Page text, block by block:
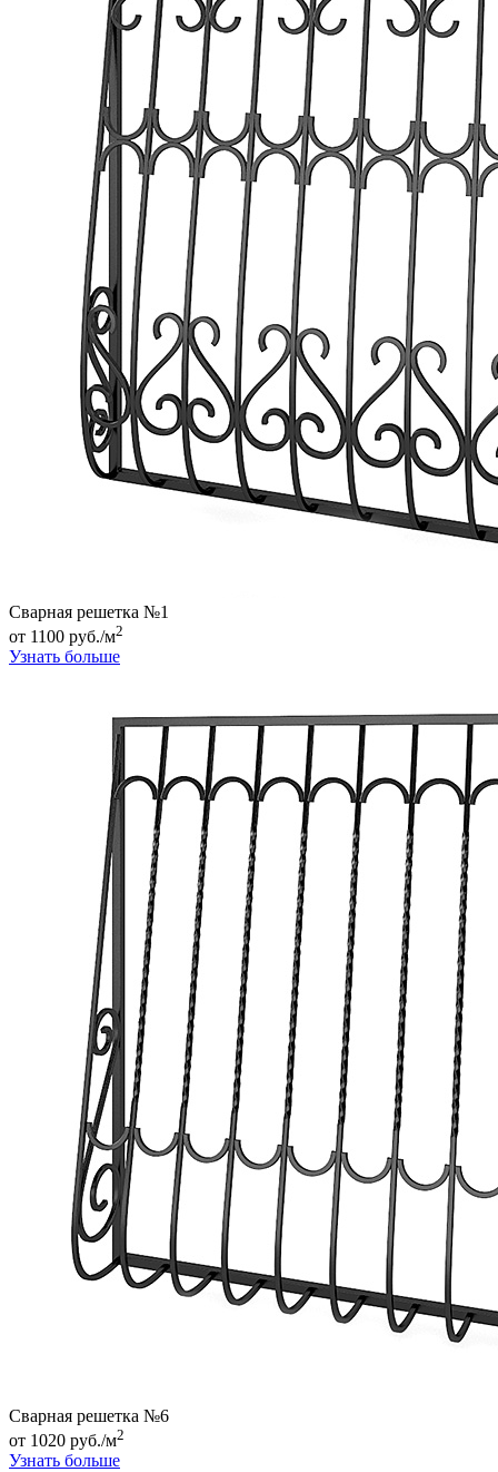
Сварная решетка №1
от 1100 руб./м2
Узнать больше
Сварная решетка №6
от 1020 руб./м2
Узнать больше